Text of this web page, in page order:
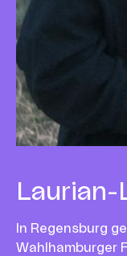
Laurian-
In Regensburg
Wahlhamburger